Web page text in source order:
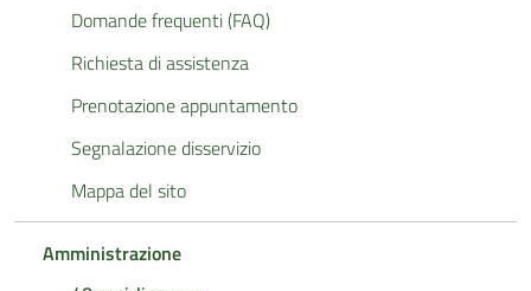
Domande frequenti (FAQ)
Richiesta di assistenza
Prenotazione appuntamento
Segnalazione disservizio
Mappa del sito
Amministrazione